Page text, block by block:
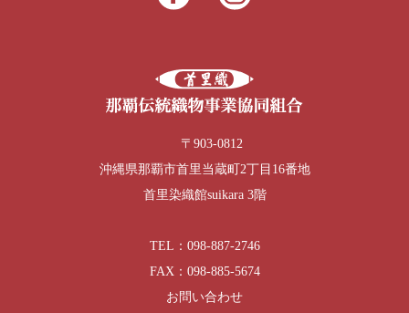
〒903-0812
沖縄県那覇市首里当蔵町2丁目16番地
首里染織館suikara 3階
TEL：098-887-2746
FAX：098-885-5674
お問い合わせ